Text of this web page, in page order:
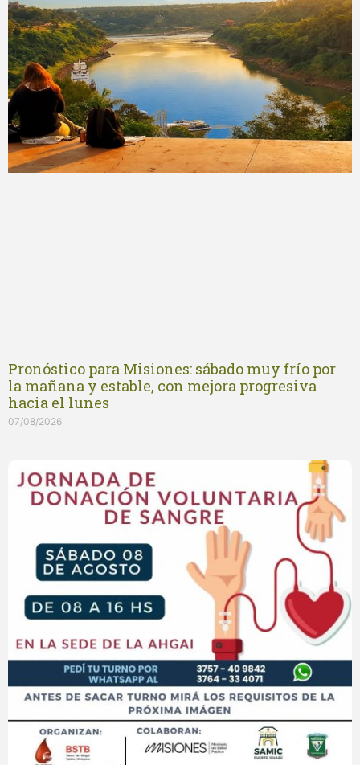
Pronóstico para Misiones: sábado muy frío por
la mañana y estable, con mejora progresiva
hacia el lunes
07/08/2026